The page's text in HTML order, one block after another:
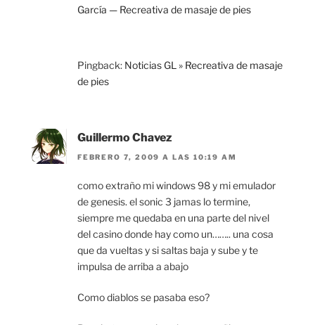
García — Recreativa de masaje de pies
Pingback: Noticias GL » Recreativa de masaje
de pies
Guillermo Chavez
FEBRERO 7, 2009 A LAS 10:19 AM
como extraño mi windows 98 y mi emulador
de genesis. el sonic 3 jamas lo termine,
siempre me quedaba en una parte del nivel
del casino donde hay como un…….. una cosa
que da vueltas y si saltas baja y sube y te
impulsa de arriba a abajo
Como diablos se pasaba eso?